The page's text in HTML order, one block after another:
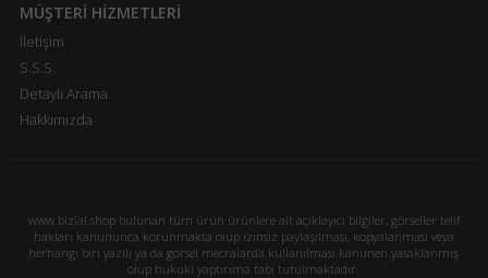
MÜŞTERİ HİZMETLERİ
İletişim
S.S.S.
Detaylı Arama
Hakkımızda
www.bizial.shop bulunan tüm ürün ürünlere ait açıklayıcı bilgiler, görseller telif
hakları kanununca korunmakta olup izinsiz paylaşılması, kopyalanması veya
herhangi biri yazılı ya da görsel mecralarda kullanılması kanunen yasaklanmış
olup hukuki yaptırıma tabi tutulmaktadır.